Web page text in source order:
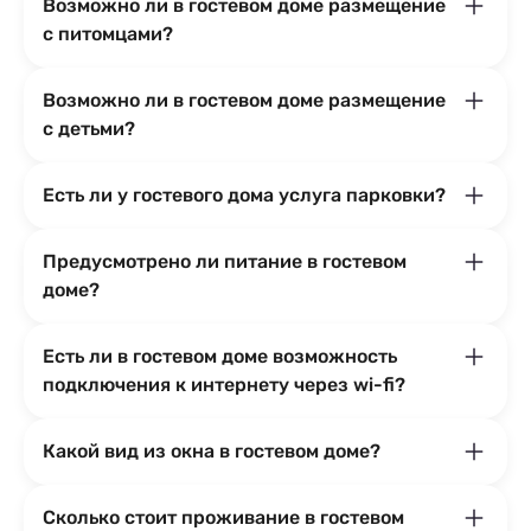
Возможно ли в гостевом доме размещение
с питомцами?
Возможно ли в гостевом доме размещение
с детьми?
Есть ли у гостевого дома услуга парковки?
Предусмотрено ли питание в гостевом
доме?
Есть ли в гостевом доме возможность
подключения к интернету через wi-fi?
Какой вид из окна в гостевом доме?
Сколько стоит проживание в гостевом